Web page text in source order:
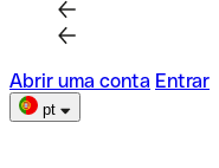
Abrir uma conta Entrar
pt